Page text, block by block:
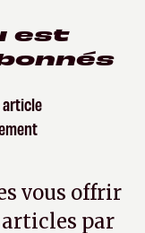
est
article
vous offrir
articles par